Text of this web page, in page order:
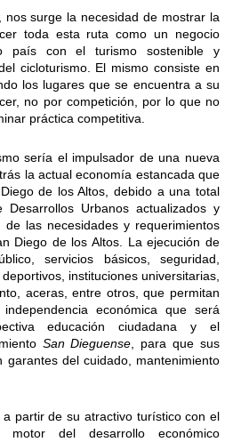
nos surge la necesidad de mostrar la
toda esta ruta como un negocio
país con el turismo sostenible y
cicloturismo. El mismo consiste en
los lugares que se encuentra a su
no por competición, por lo que no
práctica competitiva.
sería el impulsador de una nueva
la actual economía estancada que
de los Altos, debido a una total
Urbanos actualizados y
las necesidades y requerimientos
Diego de los Altos. La ejecución de
servicios básicos, seguridad,
instituciones universitarias,
aceras, entre otros, que permitan
económica que será
educación ciudadana y el
San Dieguense, para que sus
garantes del cuidado, mantenimiento
partir de su atractivo turístico con el
motor del desarrollo económico